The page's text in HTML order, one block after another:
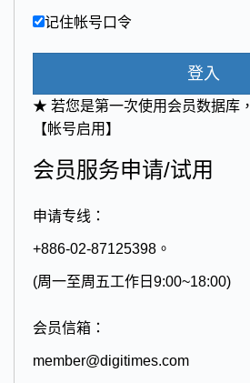
记住帐号口令
登入
★ 若您是第一次使用会员数据库
【帐号启用】
会员服务申请/试用
申请专线：
+886-02-87125398。
(周一至周五工作日9:00~18:00)
会员信箱：
member@digitimes.com